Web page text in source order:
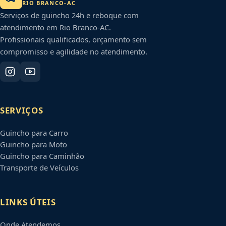
RIO BRANCO-AC
Serviços de guincho 24h e reboque com
atendimento em Rio Branco-AC.
Profissionais qualificados, orçamento sem
compromisso e agilidade no atendimento.
SERVIÇOS
Guincho para Carro
Guincho para Moto
Guincho para Caminhão
Transporte de Veículos
LINKS ÚTEIS